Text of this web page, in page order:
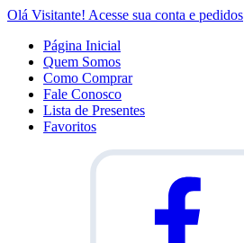
Olá Visitante! Acesse sua conta e pedidos
Página Inicial
Quem Somos
Como Comprar
Fale Conosco
Lista de Presentes
Favoritos